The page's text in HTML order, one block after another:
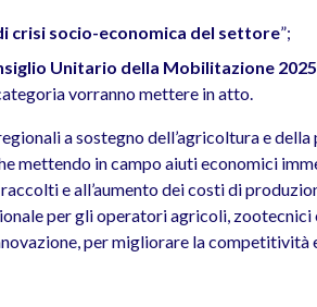
crisi socio-economica del settore”;
Unitario della Mobilitazione
vorranno mettere in atto.
a sostegno dell’agricoltura e della
mettendo in campo aiuti economici
e all’aumento dei costi di
per gli operatori agricoli, zootecnici
per migliorare la competitività